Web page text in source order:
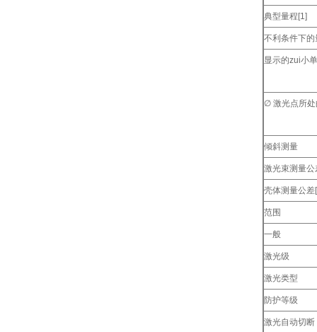
典型量程[1]
不利条件下的
显示的zui小
∅ 激光点所
倾斜测量
激光束测量公
壳体测量公差
范围
一般
激光级
激光类型
防护等级
激光自动切断